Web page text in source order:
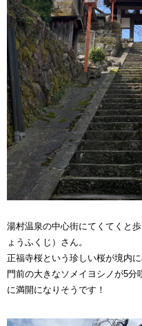
湯村温泉の中心街にてくてくと
ょうふくじ）さん。
正福寺桜という珍しい桜が境内
門前の大きなソメイヨシノが5
に満開になりそうです！